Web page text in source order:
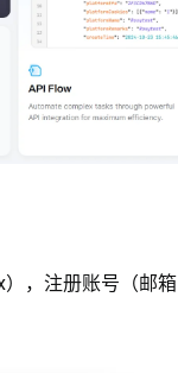
，注册账号（邮箱